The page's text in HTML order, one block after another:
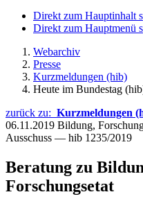
Direkt zum Hauptinhalt
Direkt zum Hauptmenü
Webarchiv
Presse
Kurzmeldungen (hib)
Heute im Bundestag
zurück zu: Kurzmeldungen
06.11.2019 Bildung,
Ausschuss — hib 1235/2019
Beratung zu
Forschungsetat